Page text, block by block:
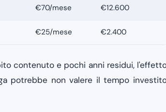
€70/mese €12.600
€25/mese €2.400
contenuto e pochi anni residui,
potrebbe non valere il tempo